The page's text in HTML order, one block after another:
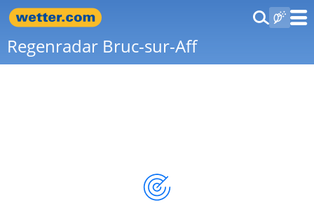
Regenradar Bruc-sur-Aff